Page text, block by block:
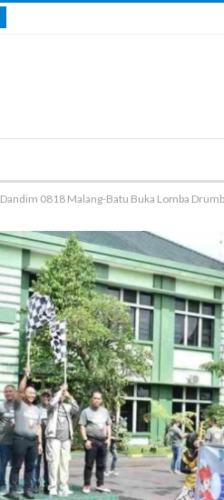
Dandim 0818 Malang-Batu Buka Lomba